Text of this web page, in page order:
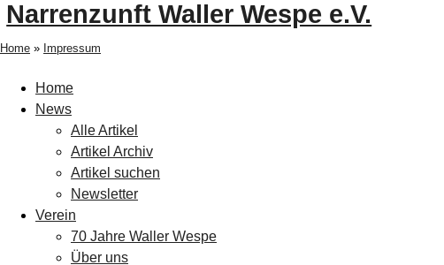
Narrenzunft Waller Wespe e.V.
Home » Impressum
Home
News
Alle Artikel
Artikel Archiv
Artikel suchen
Newsletter
Verein
70 Jahre Waller Wespe
Über uns